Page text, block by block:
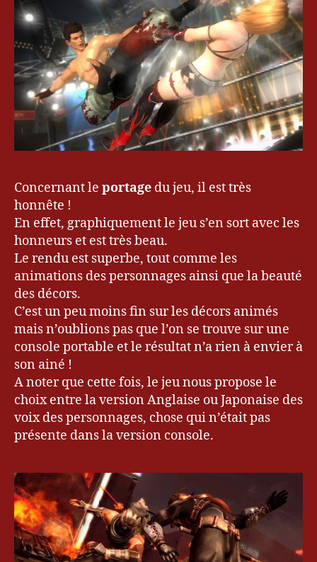
Concernant le portage du jeu, il est très
honnête !
En effet, graphiquement le jeu s’en sort avec les
honneurs et est très beau.
Le rendu est superbe, tout comme les
animations des personnages ainsi que la beauté
des décors.
C’est un peu moins fin sur les décors animés
mais n’oublions pas que l’on se trouve sur une
console portable et le résultat n’a rien à envier à
son ainé !
A noter que cette fois, le jeu nous propose le
choix entre la version Anglaise ou Japonaise des
voix des personnages, chose qui n’était pas
présente dans la version console.